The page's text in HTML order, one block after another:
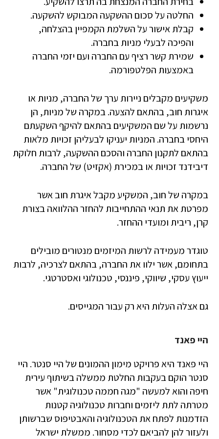
החלטה על סכום ההשקעה המבוקש להשקעה.
קבלת אישור על השלמת הקמפיין בהצלחה,
והפיכה לבעלי מניות בחברה.
שמירת קשר רציף עם החברה ועם יזמי החברה
באמצעות הפלטפורמה.
משקיעים מקבלים ניירות ערך של החברה, מניות או
איגרות חוב, בהתאם להצעה. במקרה של מניות, הן
נרשמות על שם המשקיעים בהתאם להיקף השקעתם
היחסי בחברה. המניות יעניקו לבעליהן זכויות מלאות
בהתאם לתקנון החברה והסכם ההשקעה, לרבות חלוקת
דיבידנד זכויות או במכירת (אקזיט) של החברה.
במקרה של חוב, המשקיע מקבל איגרת חוב אשר
מפרטת את תנאי ההתחייבות להחזר ההלוואה בצורת
קרן, ריבית ומועדי ההחזר.
טוגדר מעמידה לרשות המיזמים מנטורים מובילים
בתחומם, אשר ילוו את החברה, בהתאם לצרכיה, לרבות
ייעוץ עסקי, שיווקי, פיננסי, טכנולוגי ואסטרטגי.
גם אצלה העלות היא רק עבור המגייסים.
היי פאנד
היי פאנד היא פרויקט מימון ההמונים של היי סנטר. היי
סנטר הוקם בעקבות החלטת ממשלה בשיתוף עירית
חיפה והוא למעשה "מגה חממה טכנולוגית" אשר
מטרתה לתת ליזמים וחברות טכנולוגיה קטנות
הזדמנות לפתח את הטכנולוגיה והאבטיפוס שברשותן
ולעזור להן להביאם לכדי מסחור. ממשלת ישראל